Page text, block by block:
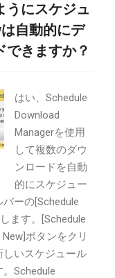
うにスケジュ
自動的にデ
できますか？
はい、Schedule
Download
Managerを使用
して複数のダウ
ンロードを自動
的にスケジュー
ーの[Schedule
ます。[Schedule
ボタンをクリ
いスケジュール
Schedule